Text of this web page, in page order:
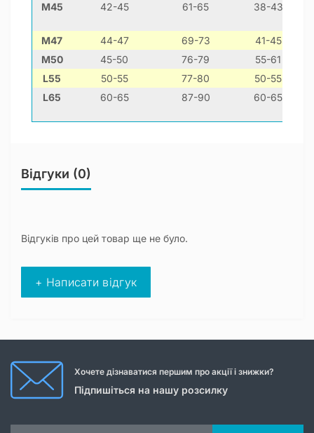
М45 42-45 61-65 38-43
М47 44-47 69-73
41-45
M50
45-50 76-79
55-61
L55
50-55 77-80
50-55
L65
60-65 87-90 60-65
Відгуки (0)
Відгуків про цей товар ще не було.
+ Написати відгук
Хочете дізнаватися першим про акції і знижки?
Підпишіться на нашу розсилку